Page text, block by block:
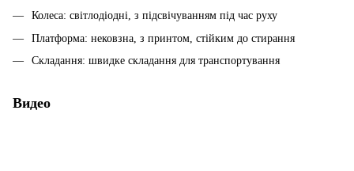
Колеса: світлодіодні, з підсвічуванням під час руху
Платформа: нековзна, з принтом, стійким до стирання
Складання: швидке складання для транспортування
Видео